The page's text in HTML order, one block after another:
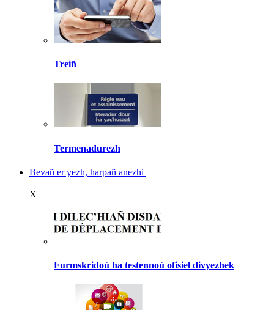
Treiñ
Termenadurezh
Bevañ er yezh, harpañ anezhi
X
Furmskridoù ha testennoù ofisiel divyezhek